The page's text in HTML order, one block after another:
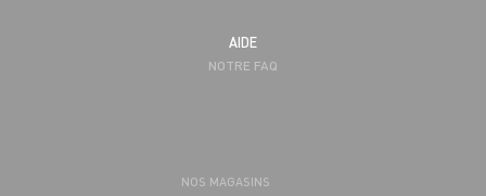
AIDE
NOTRE FAQ
NOS MAGASINS